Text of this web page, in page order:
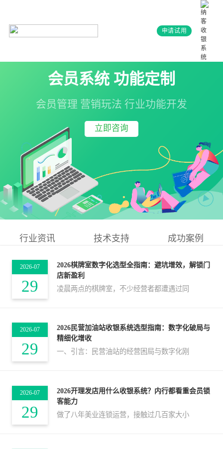
申请试用
会员系统 功能定制
会员管理 营销玩法 行业功能开发
立即咨询
行业资讯 技术支持 成功案例
2026-07
29
2026棋牌室数字化选型全指南：避坑增效，解锁门
店新盈利
凌晨两点的棋牌室，不少经营者都遭遇过同
2026-07
29
2026民营加油站收银系统选型指南：数字化破局与
精细化增收
一、引言：民营油站的经营困局与数字化刚
2026-07
29
2026开理发店用什么收银系统？内行都看重会员锁
客能力
做了八年美业连锁运营，接触过几百家大小